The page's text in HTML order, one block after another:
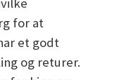
for at
et godt
og returer.